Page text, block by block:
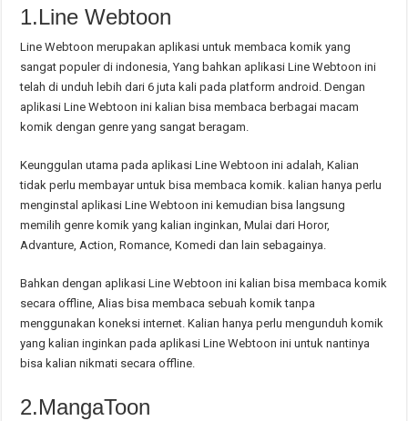
1.Line Webtoon
Line Webtoon merupakan aplikasi untuk membaca komik yang
sangat populer di indonesia, Yang bahkan aplikasi Line Webtoon ini
telah di unduh lebih dari 6 juta kali pada platform android. Dengan
aplikasi Line Webtoon ini kalian bisa membaca berbagai macam
komik dengan genre yang sangat beragam.
Keunggulan utama pada aplikasi Line Webtoon ini adalah, Kalian
tidak perlu membayar untuk bisa membaca komik. kalian hanya perlu
menginstal aplikasi Line Webtoon ini kemudian bisa langsung
memilih genre komik yang kalian inginkan, Mulai dari Horor,
Advanture, Action, Romance, Komedi dan lain sebagainya.
Bahkan dengan aplikasi Line Webtoon ini kalian bisa membaca komik
secara offline, Alias bisa membaca sebuah komik tanpa
menggunakan koneksi internet. Kalian hanya perlu mengunduh komik
yang kalian inginkan pada aplikasi Line Webtoon ini untuk nantinya
bisa kalian nikmati secara offline.
2.MangaToon